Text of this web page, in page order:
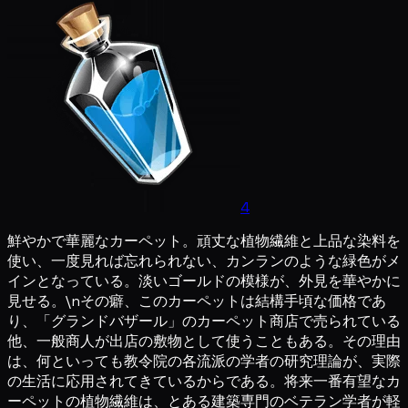
4
鮮やかで華麗なカーペット。頑丈な植物繊維と上品な染料を
使い、一度見れば忘れられない、カンランのような緑色がメ
インとなっている。淡いゴールドの模様が、外見を華やかに
見せる。\nその癖、このカーペットは結構手頃な価格であ
り、「グランドバザール」のカーペット商店で売られている
他、一般商人が出店の敷物として使うこともある。その理由
は、何といっても教令院の各流派の学者の研究理論が、実際
の生活に応用されてきているからである。将来一番有望なカ
ーペットの植物繊維は、とある建築専門のベテラン学者が軽